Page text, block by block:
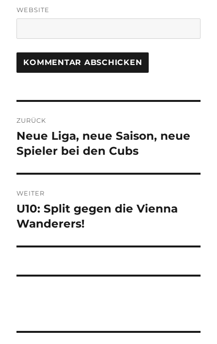
WEBSITE
ZURÜCK
Vorheriger
Beitrag:
Neue Liga, neue Saison, neue
Spieler bei den Cubs
WEITER
Nächster
Beitrag:
U10: Split gegen die Vienna
Wanderers!